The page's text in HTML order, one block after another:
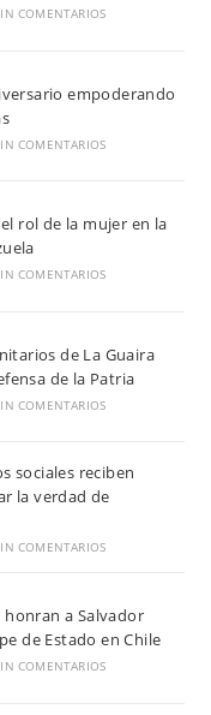
COMENTARIOS
empoderando
COMENTARIOS
rol de la mujer en la
COMENTARIOS
de La Guaira
de la Patria
COMENTARIOS
sociales reciben
la verdad de
COMENTARIOS
a Salvador
de Estado en Chile
COMENTARIOS